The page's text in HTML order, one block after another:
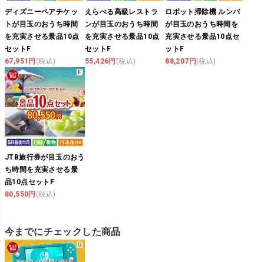
ディズニーペアチケッ
トが目玉のおうち時間
を充実させる景品10点
セットF
67,951円 (税込)
えらべる高級レストラ
ンが目玉のおうち時間
を充実させる景品10点
セットF
55,426円 (税込)
ロボット掃除機 ルンバ
が目玉のおうち時間を
充実させる景品10点セ
ットF
88,207円(税込)
JTB旅行券が目玉のおう
ち時間を充実させる景
品10点セットF
80,550円 (税込)
今までにチェックした商品